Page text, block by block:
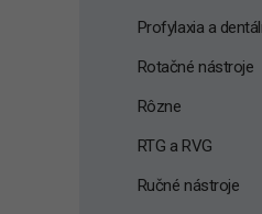
Profylaxia a
Rotačné nástroje
Rôzne
RTG a RVG
Ručné nástroje